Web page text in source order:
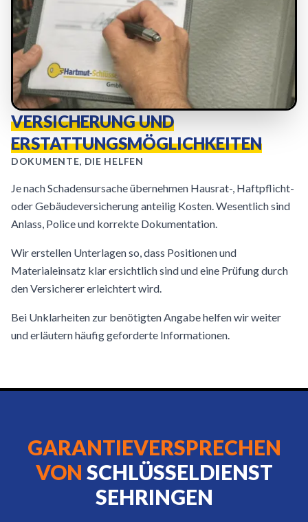
VERSICHERUNG UND
ERSTATTUNGSMÖGLICHKEITEN
DOKUMENTE, DIE HELFEN
Je nach Schadensursache übernehmen Hausrat-, Haftpflicht-
oder Gebäudeversicherung anteilig Kosten. Wesentlich sind
Anlass, Police und korrekte Dokumentation.
Wir erstellen Unterlagen so, dass Positionen und
Materialeinsatz klar ersichtlich sind und eine Prüfung durch
den Versicherer erleichtert wird.
Bei Unklarheiten zur benötigten Angabe helfen wir weiter
und erläutern häufig geforderte Informationen.
GARANTIEVERSPRECHEN
VON SCHLÜSSELDIENST
SEHRINGEN